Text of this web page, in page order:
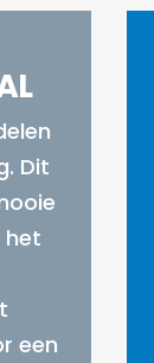
Dit
het
een